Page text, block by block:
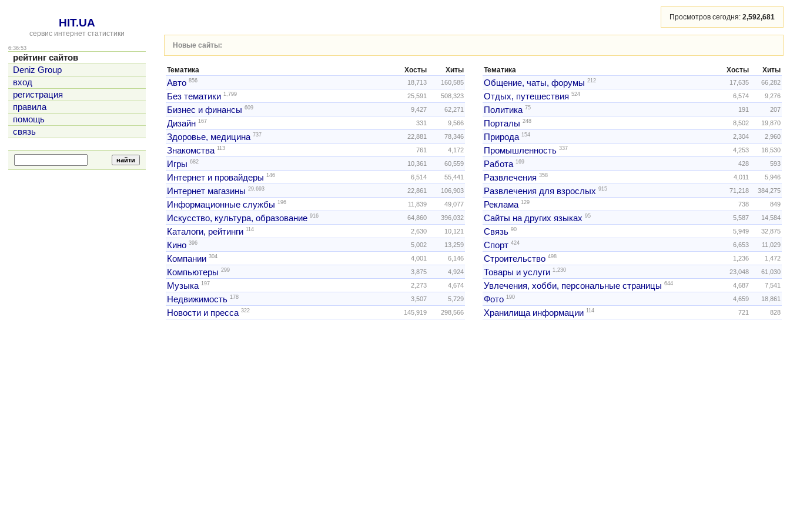
HIT.UA
сервис интернет статистики
6:36:53
рейтинг сайтов
Deniz Group
вход
регистрация
правила
помощь
связь
Просмотров сегодня: 2,592,681
Новые сайты:
Тематика Хосты Хиты
Авто 856 18,713 160,585
Без тематики 1,799 25,591 508,323
Бизнес и финансы 609 9,427 62,271
Дизайн 167 331 9,566
Здоровье, медицина 737 22,881 78,346
Знакомства 113 761 4,172
Игры 682 10,361 60,559
Интернет и провайдеры 146 6,514 55,441
Интернет магазины 29,693 22,861 106,903
Информационные службы 196 11,839 49,077
Искусство, культура, образование 916 64,860 396,032
Каталоги, рейтинги 114 2,630 10,121
Кино 396 5,002 13,259
Компании 304 4,001 6,146
Компьютеры 299 3,875 4,924
Музыка 197 2,273 4,674
Недвижимость 178 3,507 5,729
Новости и пресса 322 145,919 298,566
Тематика Хосты Хиты
Общение, чаты, форумы 212 17,635 66,282
Отдых, путешествия 524 6,574 9,276
Политика 75 191 207
Порталы 248 8,502 19,870
Природа 154 2,304 2,960
Промышленность 337 4,253 16,530
Работа 169 428 593
Развлечения 358 4,011 5,946
Развлечения для взрослых 915 71,218 384,275
Реклама 129 738 849
Сайты на других языках 95 5,587 14,584
Связь 90 5,949 32,875
Спорт 424 6,653 11,029
Строительство 498 1,236 1,472
Товары и услуги 1,230 23,048 61,030
Увлечения, хобби, персональные страницы 644 4,687 7,541
Фото 190 4,659 18,861
Хранилища информации 114 721 828